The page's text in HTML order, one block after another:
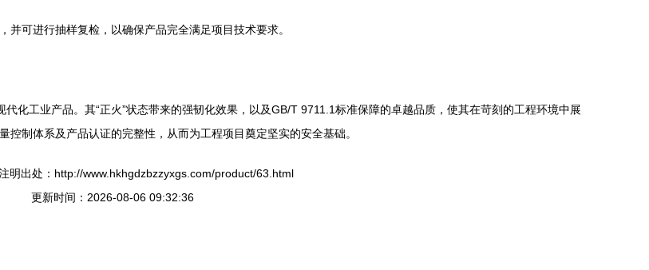
可进行抽样复检，以确保产品完全满足项目技术要求。
化工业产品。其“正火”状态带来的强韧化效果，以及GB/T 9711.1标准保障的卓越品质，使其在苛刻的工程环境中展
制体系及产品认证的完整性，从而为工程项目奠定坚实的安全基础。
明出处：http://www.hkhgdzbzzyxgs.com/product/63.html
更新时间：2026-08-06 09:32:36